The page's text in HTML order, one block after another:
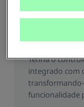
Parque de
Tenha o
integrado com
funcionalidade